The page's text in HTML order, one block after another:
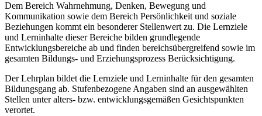
Dem Bereich Wahrnehmung, Denken, Bewegung und
Kommunikation sowie dem Bereich Persönlichkeit und soziale
Beziehungen kommt ein besonderer Stellenwert zu. Die Lernziele
und Lerninhalte dieser Bereiche bilden grundlegende
Entwicklungsbereiche ab und finden bereichsübergreifend sowie im
gesamten Bildungs- und Erziehungsprozess Berücksichtigung.
Der Lehrplan bildet die Lernziele und Lerninhalte für den gesamten
Bildungsgang ab. Stufenbezogene Angaben sind an ausgewählten
Stellen unter alters- bzw. entwicklungsgemäßen Gesichtspunkten
verortet.